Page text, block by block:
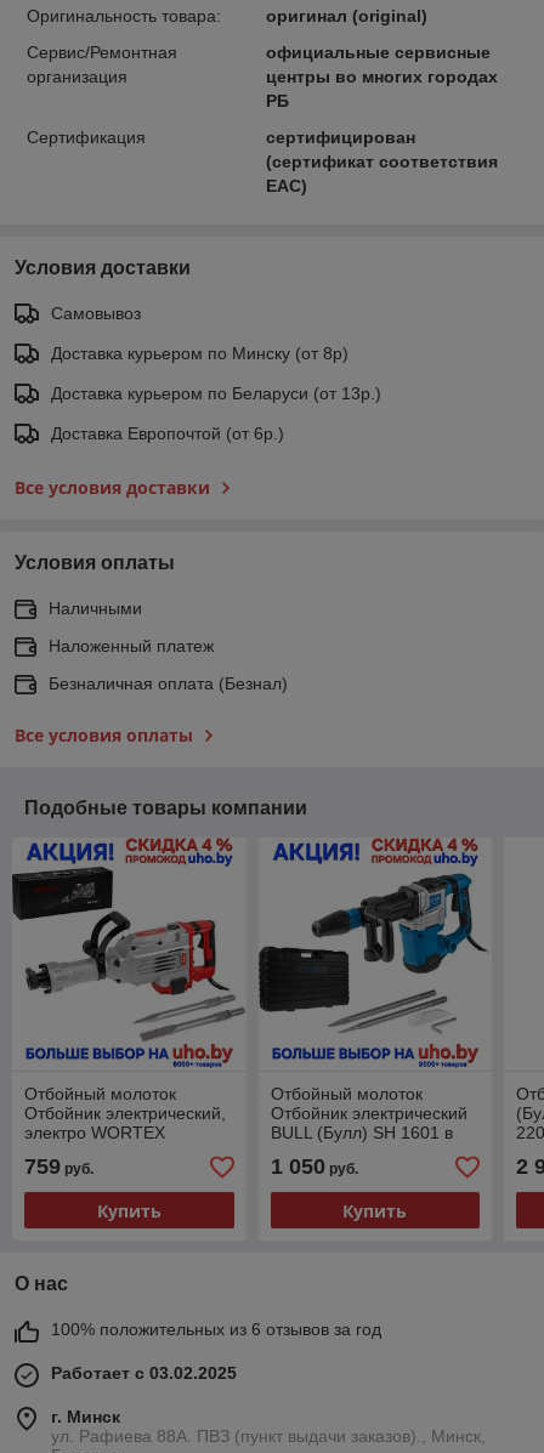
Оригинальность товара:
оригинал (original)
Сервис/Ремонтная
организация
официальные сервисные
центры во многих городах
РБ
Сертификация
сертифицирован
(сертификат соответствия
ЕАС)
Условия доставки
Самовывоз
Доставка курьером по Минску (от 8р)
Доставка курьером по Беларуси (от 13р.)
Доставка Европочтой (от 6р.)
Все условия доставки
Условия оплаты
Наличными
Наложенный платеж
Безналичная оплата (Безнал)
Все условия оплаты
Подобные товары компании
Отбойный молоток
Отбойник электрический,
электро WORTEX
кейсе 1400 Вт, 45 Дж, HEX
30, 1800
759 руб.
Купить
Отбойный молоток
Отбойник электрический
BULL (Булл) SH 1601 в
SDS-max, 900-2100
1 050руб.
Купить
2
О нас
100% положительных из 6 отзывов за год
Работает с 03.02.2025
г. Минск
ул. Рафиева 88А. ПВЗ (пункт выдачи заказов)., Минск,